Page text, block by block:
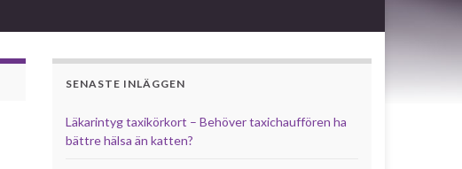
SENASTE INLÄGGEN
Läkarintyg taxikörkort – Behöver taxichauffören ha
bättre hälsa än katten?